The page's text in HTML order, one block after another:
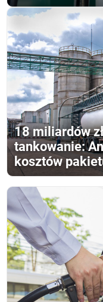
18 miliardów
tankowanie:
kosztów